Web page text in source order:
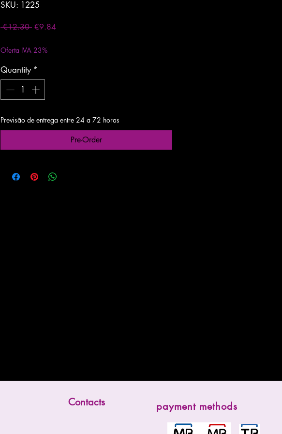
SKU: 1225
€12.30 Regular
€9.84
Oferta IVA 23%
Quantity *
Previsão de entrega entre 24 a 72 horas
Pre-Order
Contacts payment methods